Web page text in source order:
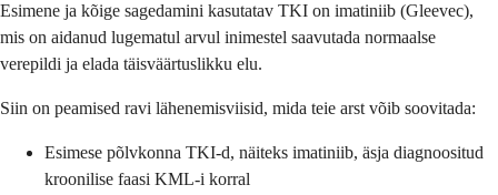
Esimene ja kõige sagedamini kasutatav TKI on imatiniib (Gleevec),
mis on aidanud lugematul arvul inimestel saavutada normaalse
verepildi ja elada täisväärtuslikku elu.
Siin on peamised ravi lähenemisviisid, mida teie arst võib soovitada:
Esimese põlvkonna TKI-d, näiteks imatiniib, äsja diagnoositud
kroonilise faasi KML-i korral